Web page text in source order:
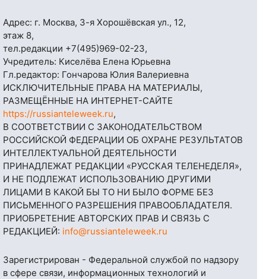
Адрес: г. Москва, 3-я Хорошёвская ул., 12,
этаж 8,
тел.редакции +7(495)969-02-23,
Учредитель: Киселёва Елена Юрьевна
Гл.редактор: Гончарова Юлия Валериевна
ИСКЛЮЧИТЕЛЬНЫЕ ПРАВА НА МАТЕРИАЛЫ,
РАЗМЕЩЁННЫЕ НА ИНТЕРНЕТ-САЙТЕ
https://russianteleweek.ru,
В СООТВЕТСТВИИ С ЗАКОНОДАТЕЛЬСТВОМ
РОССИЙСКОЙ ФЕДЕРАЦИИ ОБ ОХРАНЕ РЕЗУЛЬТАТОВ
ИНТЕЛЛЕКТУАЛЬНОЙ ДЕЯТЕЛЬНОСТИ
ПРИНАДЛЕЖАТ РЕДАКЦИИ «РУССКАЯ ТЕЛЕНЕДЕЛЯ»,
И НЕ ПОДЛЕЖАТ ИСПОЛЬЗОВАНИЮ ДРУГИМИ
ЛИЦАМИ В КАКОЙ БЫ ТО НИ БЫЛО ФОРМЕ БЕЗ
ПИСЬМЕННОГО РАЗРЕШЕНИЯ ПРАВООБЛАДАТЕЛЯ.
ПРИОБРЕТЕНИЕ АВТОРСКИХ ПРАВ И СВЯЗЬ С
РЕДАКЦИЕЙ: info@russianteleweek.ru
Зарегистрирован - Федеральной службой по надзору
в сфере связи, информационных технологий и